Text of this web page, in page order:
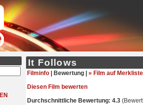
EN
It Follows
Filminfo Bewertung | » Film auf Merkliste
Diesen Film bewerten
Durchschnittliche Bewertung: 4.3